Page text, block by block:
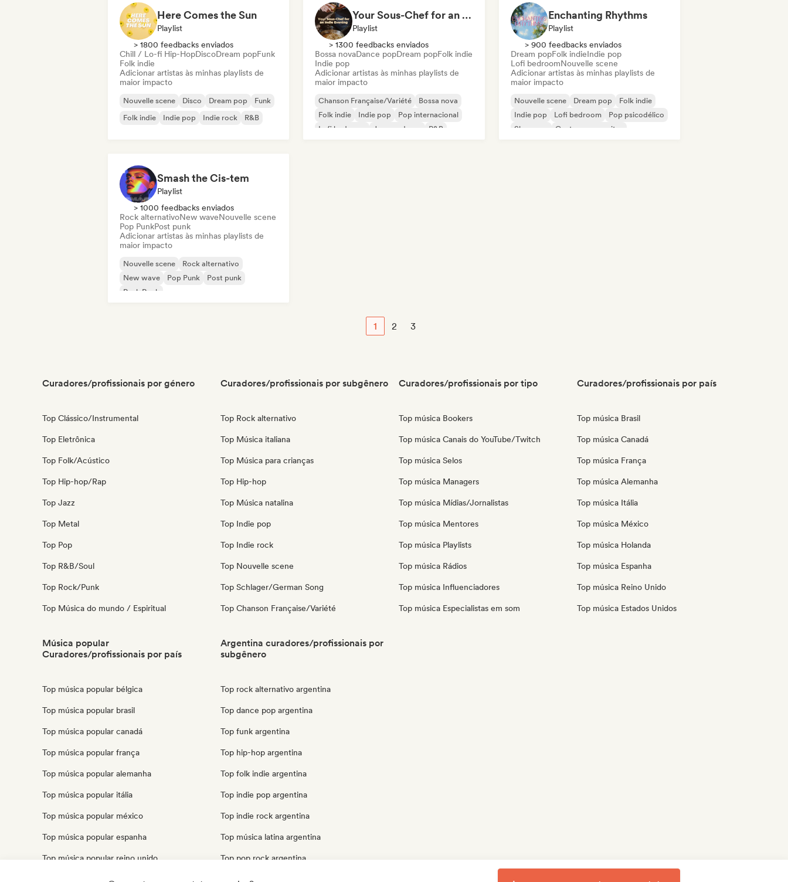
Here Comes the Sun
Playlist
> 1800 feedbacks enviados
Chill / Lo-fi Hip-HopDiscoDream popFunk
Folk indie
Adicionar artistas às minhas playlists de
maior impacto
Nouvelle scene Disco Dream pop
Funk
Folk indie
Indie pop Indie rock R&B
Your Sous-Chef for an Indie Evening
Playlist
> 1300 feedbacks enviados
Bossa novaDance popDream popFolk indie
Indie pop
Adicionar artistas às minhas playlists de
maior impacto
Chanson Française/Variété
Bossa nova
Folk indie
Indie pop
Pop internacional
Lofi bedroom
Jazz moderno R&B
Enchanting Rhythms
Playlist
> 900 feedbacks enviados
Dream popFolk indieIndie pop
Lofi bedroomNouvelle scene
Adicionar artistas às minhas playlists de
maior impacto
Nouvelle scene Dream pop
Folk indie
Indie pop
Lofi bedroom
Pop psicodélico
Shoegaze
Cantor-compositor
Smash the Cis-tem
Playlist
> 1000 feedbacks enviados
Rock alternativoNew waveNouvelle scene
Pop PunkPost punk
Adicionar artistas às minhas playlists de
maior impacto
Nouvelle scene
Rock alternativo
New wave
Pop Punk
Post punk
Punk Rock
1 2 3
Curadores/profissionais por género
Top Clássico/Instrumental
Top Eletrônica
Top Folk/Acústico
Top Hip-hop/Rap
Top Jazz
Top Metal
Top Pop
Top R&B/Soul
Top Rock/Punk
Top Música do mundo / Espiritual
Curadores/profissionais por subgênero
Top Rock alternativo
Top Música italiana
Top Música para crianças
Top Hip-hop
Top Música natalina
Top Indie pop
Top Indie rock
Top Nouvelle scene
Top Schlager/German Song
Top Chanson Française/Variété
Curadores/profissionais por tipo
Top música Bookers
Top música Canais do YouTube/Twitch
Top música Selos
Top música Managers
Top música Mídias/Jornalistas
Top música Mentores
Top música Playlists
Top música Rádios
Top música Influenciadores
Top música Especialistas em som
Curadores/profissionais por país
Top música Brasil
Top música Canadá
Top música França
Top música Alemanha
Top música Itália
Top música México
Top música Holanda
Top música Espanha
Top música Reino Unido
Top música Estados Unidos
Música popular
Curadores/profissionais por país
Top música popular bélgica
Top música popular brasil
Top música popular canadá
Top música popular frança
Top música popular alemanha
Top música popular itália
Top música popular méxico
Top música popular espanha
Top música popular reino unido
Top música popular estados unidos
Argentina curadores/profissionais por
subgênero
Top rock alternativo argentina
Top dance pop argentina
Top funk argentina
Top hip-hop argentina
Top folk indie argentina
Top indie pop argentina
Top indie rock argentina
Top música latina argentina
Top pop rock argentina
Top r&b argentina